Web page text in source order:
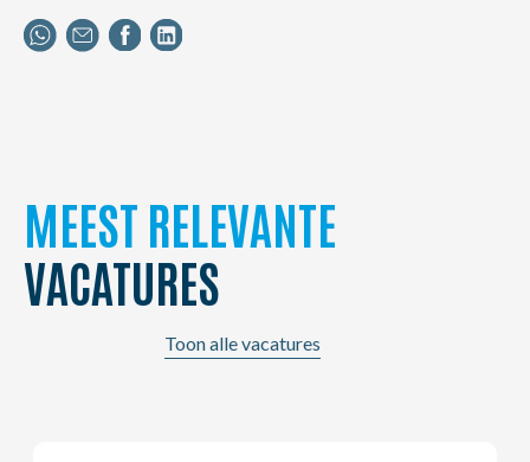
MEEST RELEVANTE
VACATURES
Toon alle vacatures